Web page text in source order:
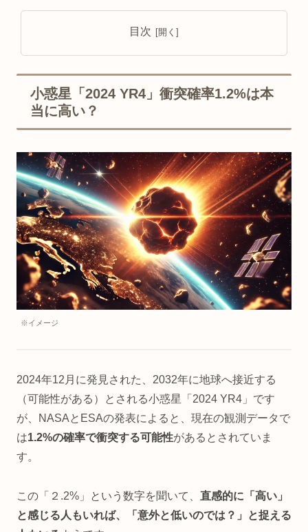
目次
小惑星「2024 YR4」衝突確率1.2%は本
当に高い？
※イメージ
2024年12月に発見された、2032年に地球へ接近する
（可能性がある）とされる小惑星「2024 YR4」です
が、NASAとESAの発表によると、現在の観測データで
は1.2%の確率で衝突する可能性があるとされていま
す。
この「２.2%」という数字を聞いて、 直感的に「高い」
と感じる人もいれば、「意外と低いのでは？」と捉える